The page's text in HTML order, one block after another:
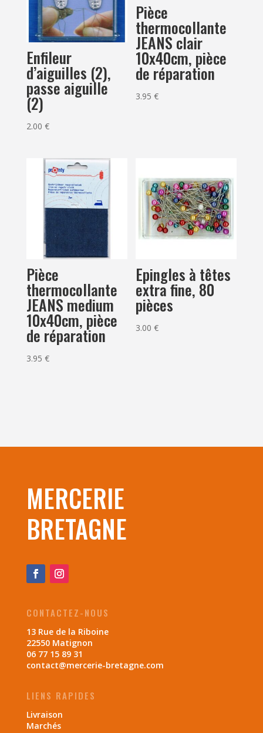
Enfileur
d’aiguilles (2),
passe aiguille
(2)
2.00 €
Pièce
thermocollante
JEANS clair
10x40cm, pièce
de réparation
3.95€
Pièce
thermocollante
JEANS medium
10x40cm, pièce
de réparation
3.95 €
Epingles à têtes
extra fine, 80
pièces
3.00€
MERCERIE
BRETAGNE
CONTACTEZ-NOUS
13 Rue de la Riboine
22550 Matignon
06 77 15 89 31
contact@mercerie-bretagne.com
LIENS RAPIDES
Livraison
Marchés